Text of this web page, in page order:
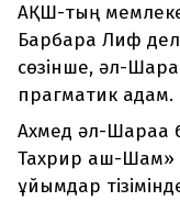
АҚШ-тың
Барбара Лиф
сөзінше, әл-
прагматик адам.
Ахмед әл-Шараа
Тахрир аш-Шам»
ұйымдар